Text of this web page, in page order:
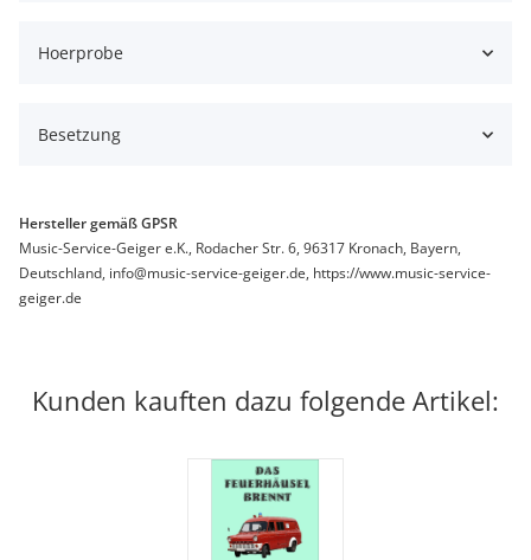
Hoerprobe
Besetzung
Hersteller gemäß GPSR
Music-Service-Geiger e.K., Rodacher Str. 6, 96317 Kronach, Bayern,
Deutschland, info@music-service-geiger.de, https://www.music-service-
geiger.de
Kunden kauften dazu folgende Artikel: